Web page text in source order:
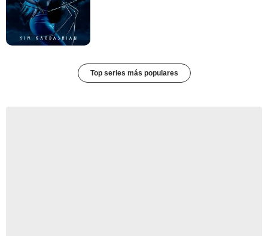
Top series más populares